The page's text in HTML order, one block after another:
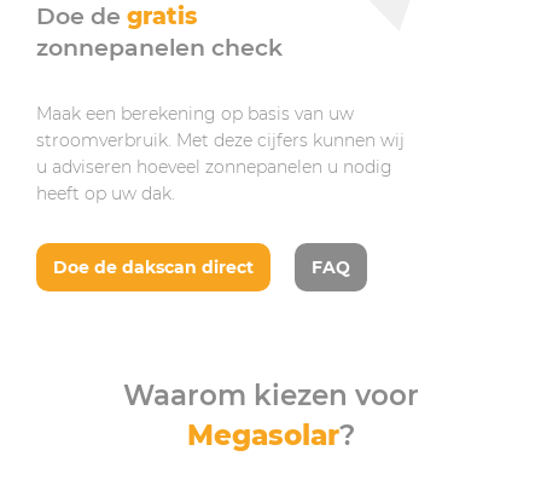
Doe de gratis
zonnepanelen check
Maak een berekening op basis van uw
stroomverbruik. Met deze cijfers kunnen wij
u adviseren hoeveel zonnepanelen u nodig
heeft op uw dak.
Doe de dakscan direct FAQ
Waarom kiezen voor
Megasolar?